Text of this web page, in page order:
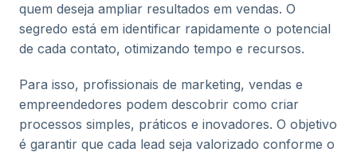
quem deseja ampliar resultados em vendas. O
segredo está em identificar rapidamente o potencial
de cada contato, otimizando tempo e recursos.
Para isso, profissionais de marketing, vendas e
empreendedores podem descobrir como criar
processos simples, práticos e inovadores. O objetivo
é garantir que cada lead seja valorizado conforme o